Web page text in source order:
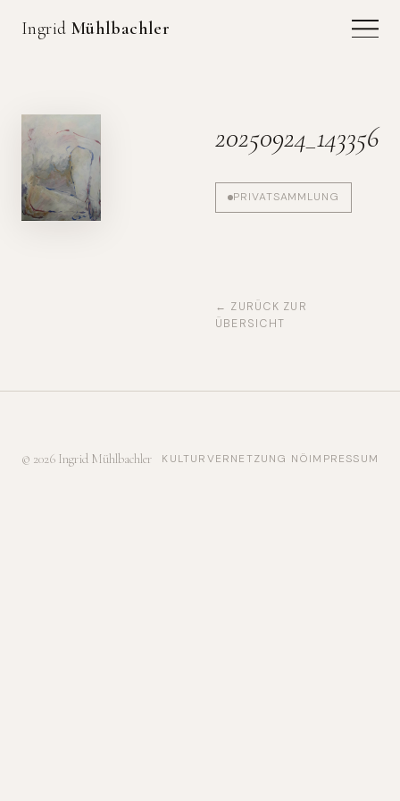
Ingrid Mühlbachler
20250924_143356
PRIVATSAMMLUNG
← ZURÜCK ZUR
ÜBERSICHT
© 2026 Ingrid Mühlbachler KULTURVERNETZUNG NÖIMPRESSUM